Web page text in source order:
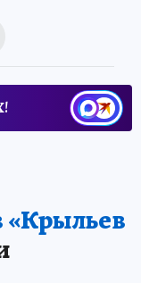
«Крыльев